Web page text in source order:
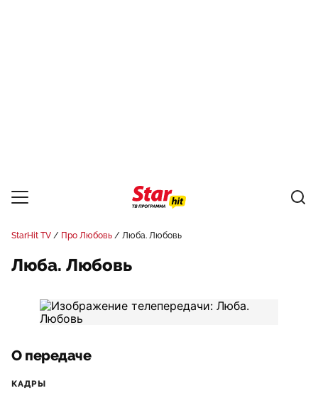
StarHit TV Про Любовь Люба. Любовь
Люба. Любовь
О передаче
КАДРЫ